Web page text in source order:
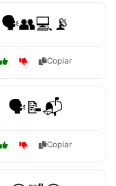
🗣️👥💻📡
Copiar
🗣️📝📬
Copiar